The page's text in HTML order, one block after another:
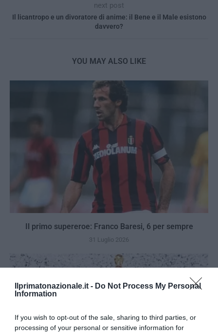
Ilprimatonazionale.it - Do Not Process My Personal
Information
If you wish to opt-out of the sale, sharing to third parties, or
processing of your personal or sensitive information for
next post
Il licantropo e un divoratore di anime: il Bene e il Male esistono
davvero?
YOU MAY ALSO LIKE
Il primo supereroe: Franco Baresi, 6 per sempre
31 Luglio 2026